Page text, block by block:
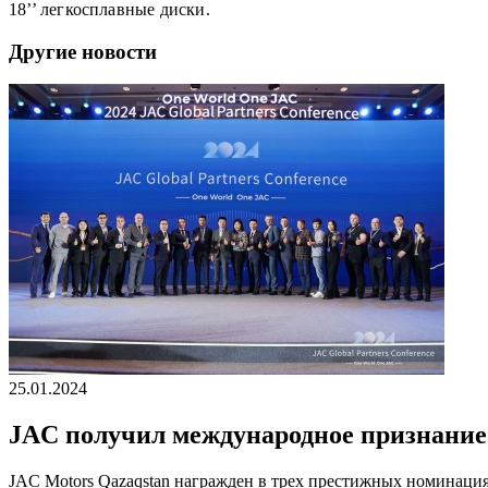
18’’ легкосплавные диски.
Другие новости
25.01.2024
JAC получил международное признание
JAC Motors Qazaqstan награжден в трех престижных